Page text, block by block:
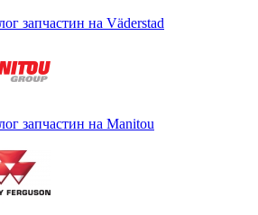
запчастин на Väderstad
запчастин на Маnitou